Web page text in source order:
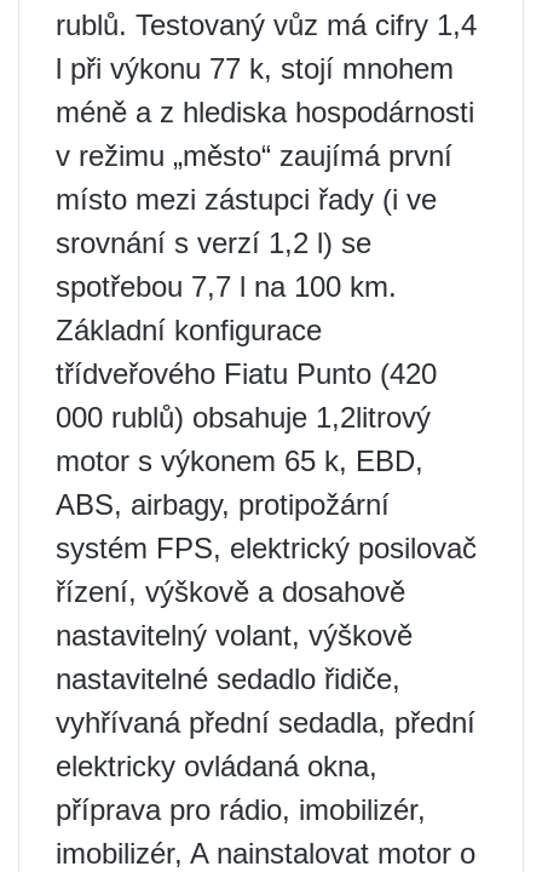
rublů. Testovaný vůz má cifry 1,4
l při výkonu 77 k, stojí mnohem
méně a z hlediska hospodárnosti
v režimu „město“ zaujímá první
místo mezi zástupci řady (i ve
srovnání s verzí 1,2 l) se
spotřebou 7,7 l na 100 km.
Základní konfigurace
třídveřového Fiatu Punto (420
000 rublů) obsahuje 1,2litrový
motor s výkonem 65 k, EBD,
ABS, airbagy, protipožární
systém FPS, elektrický posilovač
řízení, výškově a dosahově
nastavitelný volant, výškově
nastavitelné sedadlo řidiče,
vyhřívaná přední sedadla, přední
elektricky ovládaná okna,
příprava pro rádio, imobilizér,
imobilizér, A nainstalovat motor o